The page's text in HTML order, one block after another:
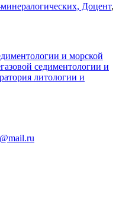
Доцент,
и морской
седиментологии и
литологии и